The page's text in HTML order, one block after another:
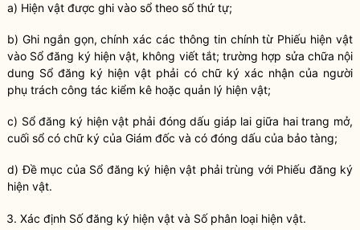
a) Hiện vật được ghi vào sổ theo số thứ tự;
b) Ghi ngắn gọn, chính xác các thông tin chính từ Phiếu hiện vật
vào Sổ đăng ký hiện vật, không viết tắt; trường hợp sửa chữa nội
dung Sổ đăng ký hiện vật phải có chữ ký xác nhận của người
phụ trách công tác kiểm kê hoặc quản lý hiện vật;
c) Sổ đăng ký hiện vật phải đóng dấu giáp lai giữa hai trang mở,
cuối sổ có chữ ký của Giám đốc và có đóng dấu của bảo tàng;
d) Đề mục của Sổ đăng ký hiện vật phải trùng với Phiếu đăng ký
hiện vật.
3. Xác định Số đăng ký hiện vật và Số phân loại hiện vật.